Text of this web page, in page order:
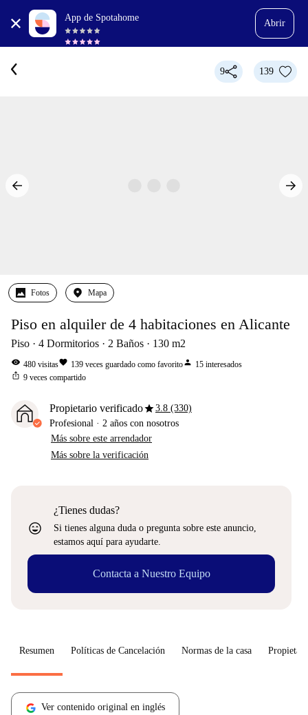
App de Spotahome
Abrir
9 139
Fotos Mapa
Piso en alquiler de 4 habitaciones en Alicante
Piso 4 Dormitorios 2 Baños 130 m2
visibility 480 visitasfavorite 139 veces guardado como favoritoperson 15 interesados
ios_share 9 veces compartido
Propietario verificadostar3.8 (330)
Profesional · 2 años con nosotros
Más sobre este arrendador
Más sobre la verificación
sentiment_very_satisfied
¿Tienes dudas?
Si tienes alguna duda o pregunta sobre este anuncio,
estamos aquí para ayudarte.
Contacta a Nuestro Equipo
Resumen Políticas de Cancelación Normas de la casa
Ver contenido original en inglés